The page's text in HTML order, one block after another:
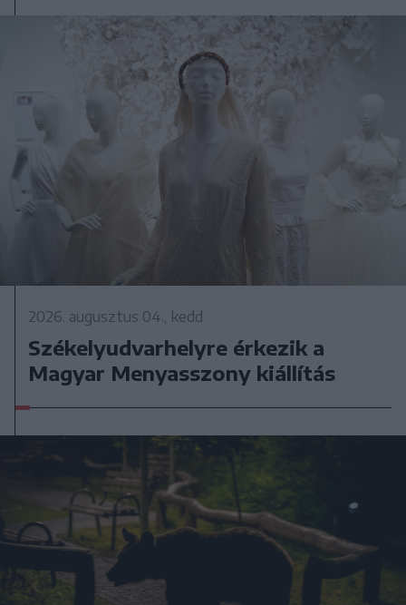
2026. augusztus 04., kedd
Székelyudvarhelyre érkezik a
Magyar Menyasszony kiállítás